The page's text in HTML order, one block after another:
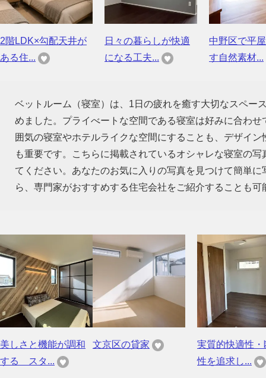
2階LDK×勾配天井が
ある住...
日々の暮らしが快適
になる工夫...
中野区で平
す自然素材...
ベットルーム（寝室）は、1日の疲れを癒す大切なスペー
めました。プライべートな空間である寝室は好みに合わ
囲気の寝室やホテルライクな空間にすることも、デザイ
も重要です。こちらに掲載されているオシャレな寝室の
てください。あなたのお気に入りの写真を見つけて簡単
ら、専門家がおすすめする住宅会社をご紹介することも可
美しさと機能が調和
する スタ...
文京区の貸家
実質的快適性・
性を追求し...